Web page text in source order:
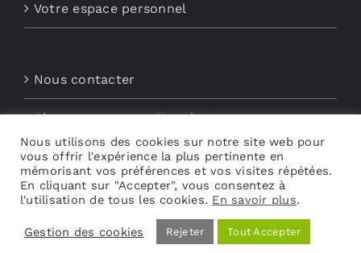
Votre espace personnel
Nous contacter
Abonnements aux Newsletters
Découvrez My Audio
Nous utilisons des cookies sur notre site web pour
vous offrir l'expérience la plus pertinente en
mémorisant vos préférences et vos visites répétées.
En cliquant sur "Accepter", vous consentez à
l'utilisation de tous les cookies. En savoir plus.
Gestion des cookies Rejeter Tout Accepter